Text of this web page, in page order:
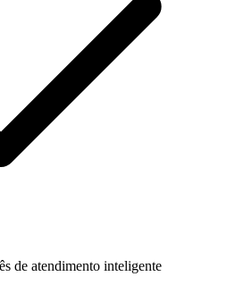
de atendimento inteligente